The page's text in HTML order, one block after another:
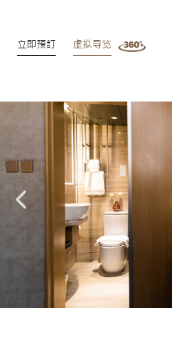
立即預訂 虚拟导览